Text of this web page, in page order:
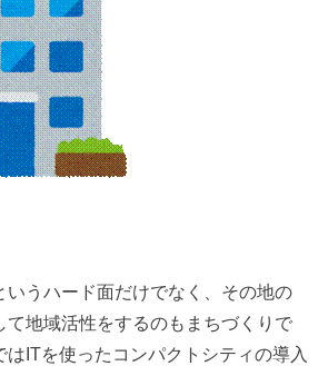
いうハード面だけでなく、その地の
て地域活性をするのもまちづくりで
はITを使ったコンパクトシティの導入